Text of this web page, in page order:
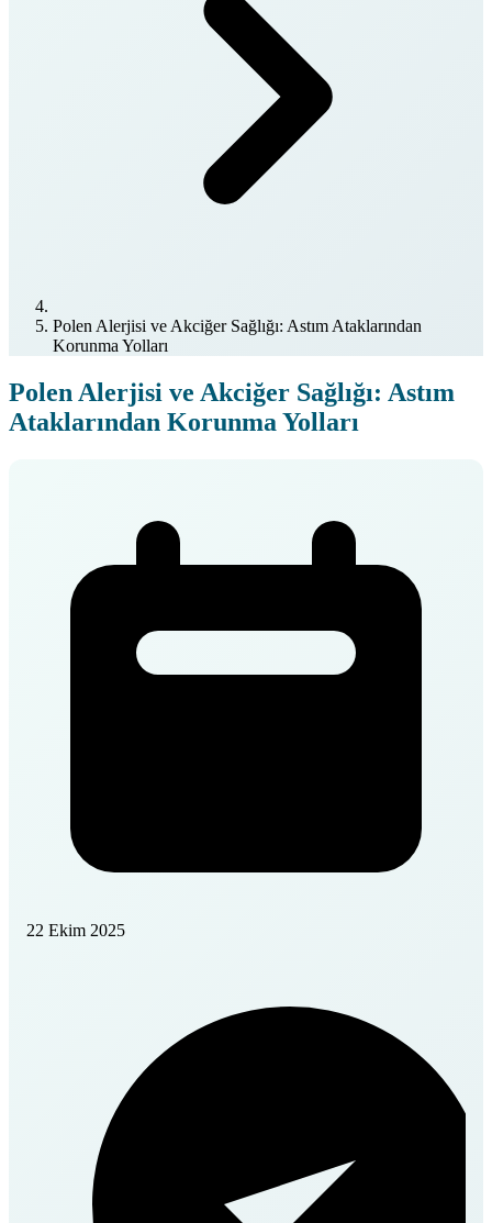
Polen Alerjisi ve Akciğer Sağlığı: Astım Ataklarından
Korunma Yolları
Polen Alerjisi ve Akciğer Sağlığı: Astım
Ataklarından Korunma Yolları
22 Ekim 2025